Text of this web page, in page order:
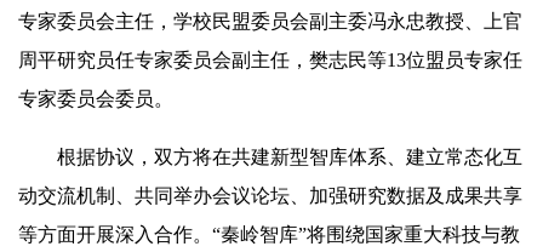
专家委员会主任，学校民盟委员会副主委冯永忠教授、上官
周平研究员任专家委员会副主任，樊志民等13位盟员专家任
专家委员会委员。
根据协议，双方将在共建新型智库体系、建立常态化互
动交流机制、共同举办会议论坛、加强研究数据及成果共享
等方面开展深入合作。“秦岭智库”将围绕国家重大科技与教